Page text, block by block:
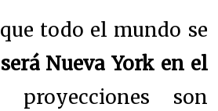
todo el mundo se
Nueva York en el
son